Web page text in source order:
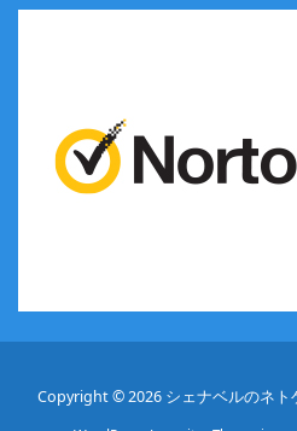
Copyright ©2026 シェナベルのネト